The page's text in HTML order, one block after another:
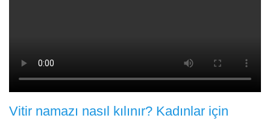
Vitir namazı nasıl kılınır? Kadınlar için